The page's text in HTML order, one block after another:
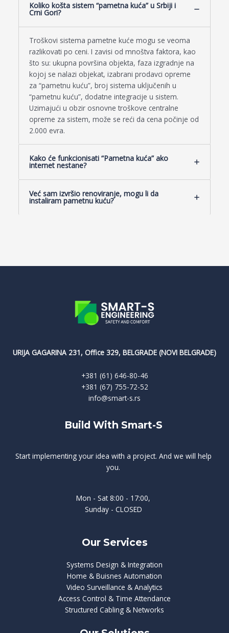
Koliko košta sistem “pametna kuća” u Srbiji i
Crni Gori?
Troškovi sistema pametne kuće mogu se veoma
razlikovati po ceni. I zavisi od mnoštva faktora, kao
što su: ukupna površina objekta, faza izgradnje na
kojoj se nalazi objekat, izabrani prodavci opreme
za “pametnu kuću”, broj sistema uključenih u
“pametnu kuću”, dodatne integracije u sistem.
Uzimajući u obzir osnovne troškove centralne
opreme za sistem, može se reći da cena počinje od
2.000 evra.
Kako će funkcionisati “Pametna kuća” ako
internet nestane?
Već sam izvršio renoviranje, mogu li da
instaliram pametnu kuću?
URIJA GAGARINA 231, Office 329, BELGRADE (NOVI BELGRADE)
+381 (61) 646-80-46
+381 (67) 755-72-52
info@smart-s.rs
Build With Smart-S
Start implementing your idea with a project. And we will help
you.
Mon - Sat 8:00 - 17:00,
Sunday - CLOSED
Our Services
Systems Design & Integration
Home & Buisnes Automation
Video Surveillance & Analytics
Access Control & Time Attendance
Structured Cabling & Networks